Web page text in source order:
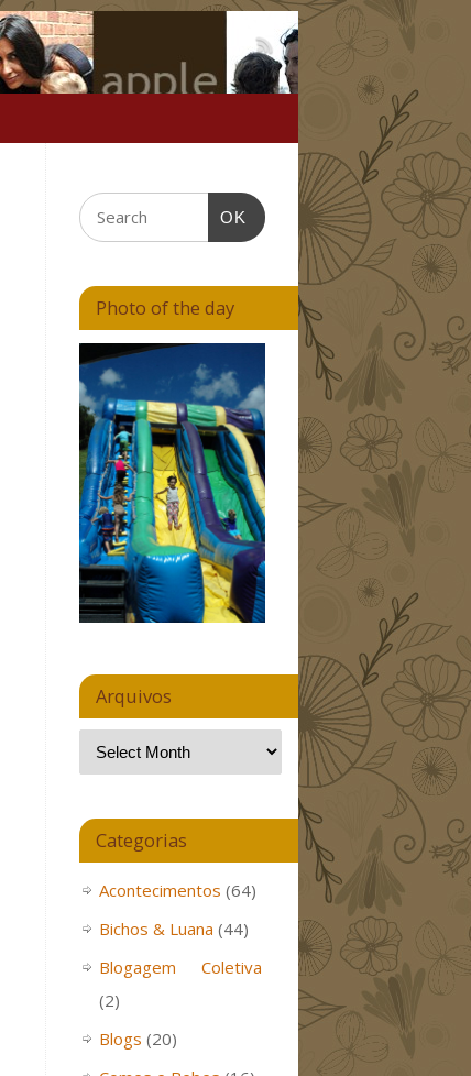
OK
Photo of the day
Arquivos
Categorias
Acontecimentos (64)
Bichos & Luana (44)
Blogagem Coletiva
(2)
Blogs (20)